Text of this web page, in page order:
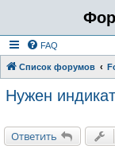
FAQ
Список форумов
Нужен
Ответить